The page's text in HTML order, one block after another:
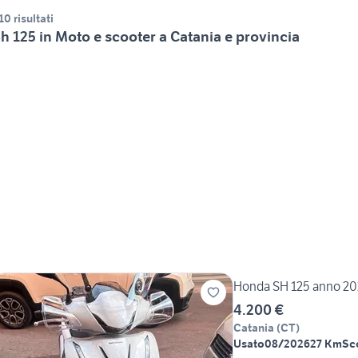
risultati
125 in Moto e scooter a Catania e provincia
Honda SH 125 anno
4.200 €
Catania (CT)
Usato08/202627 Km